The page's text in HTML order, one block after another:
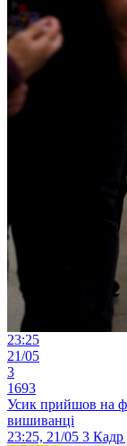
23:25
21/05
3
1693
Усик прийшов на
вишиванці
23:25, 21/05 3 Кадр